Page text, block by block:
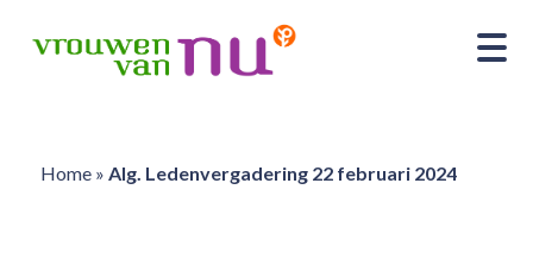
Home» Alg. Ledenvergadering 22 februari 2024